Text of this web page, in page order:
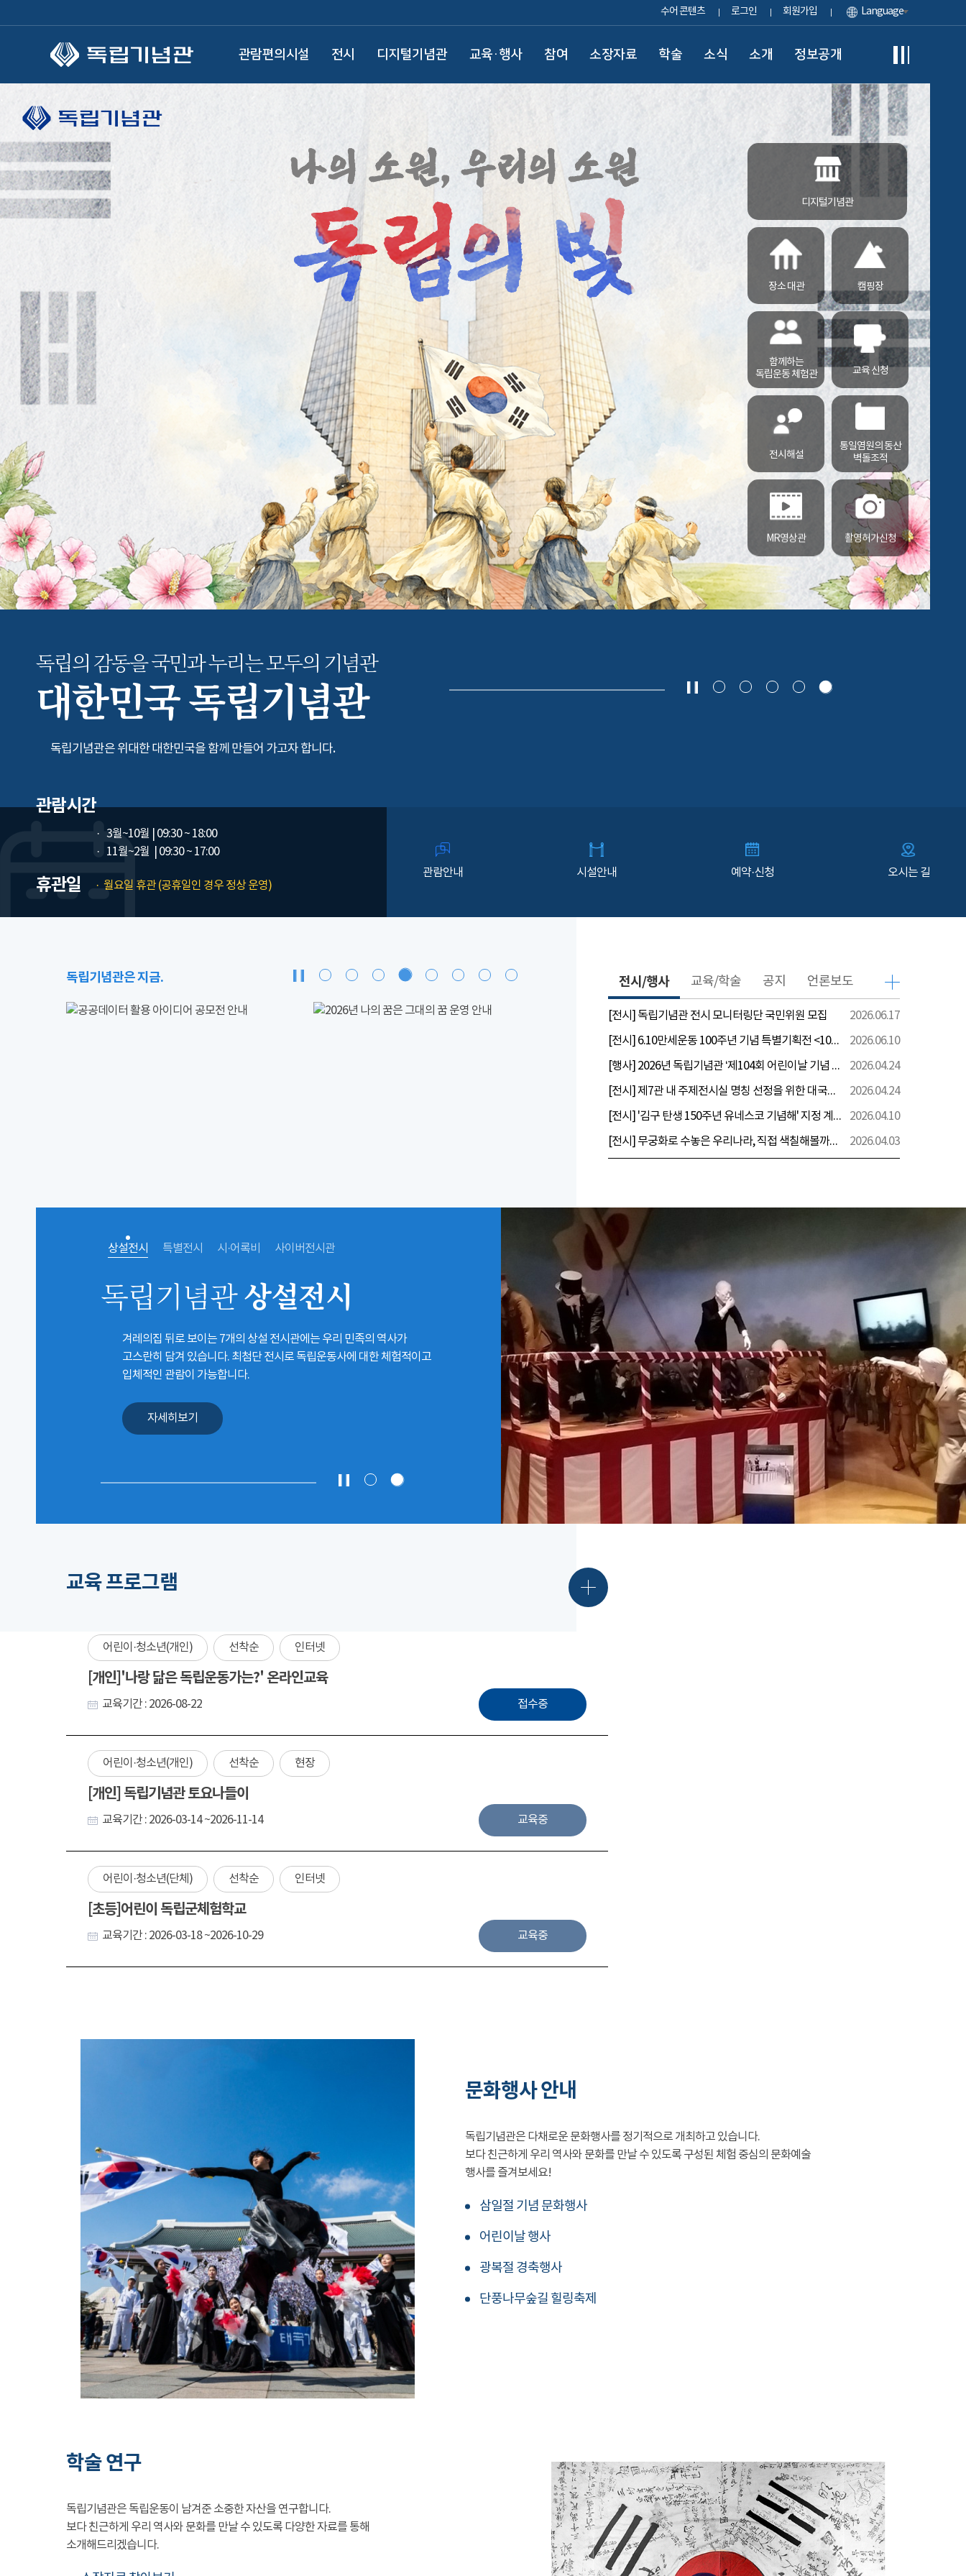
수어 콘텐츠 로그인 회원가입 Language
관람편의시설 전시 디지털기념관 교육·행사 참여 소장자료 학술 소식 소개 정보공개
디지털기념관
장소 대관 캠핑장
함께하는
독립운동 체험관
교육 신청
전시해설
통일염원의 동산
벽돌조적
MR영상관 촬영허가신청
독립의 감동을 국민과 누리는모두의 기념관
대한민국 독립기념관
독립기념관은 위대한 대한민국을 함께 만들어 가고자 합니다.
관람시간
3월~10월
| 09:30 ~ 18:00
11월~2월
| 09:30 ~ 17:00
휴관일 월요일 휴관 (공휴일인 경우 정상 운영)
관람안내 시설안내 예약·신청 오시는 길
독립기념관은 지금. 전시/행사
[전시] 독립기념관 전시 모니터링단 국민위원 모집
2026.06.17
[전시] 6.10만세운동 100주년 기념 특별기획전 <100년 전 그날을 보다: 6.10만세운동>
2026.06.10
[행사] 2026년 독립기념관 ‘제104회 어린이날 기념 행사’ 안내
2026.04.24
[전시] 제7관 내 주제전시실 명칭 선정을 위한 대국민 의견 수렴 실시
2026.04.24
[전시] '김구 탄생 150주년 유네스코 기념해' 지정 계기 AI영상 국민공모 개최 안내
2026.04.10
[전시] 무궁화로 수놓은 우리나라, 직접 색칠해볼까요?
2026.04.03
교육/학술 공지 언론보도
상설전시 특별전시 시·어록비 사이버전시관
독립기념관상설전시
겨레의집 뒤로 보이는 7개의 상설 전시관에는 우리 민족의 역사가
고스란히 담겨 있습니다. 최첨단 전시로 독립운동사에 대한 체험적이고
입체적인 관람이 가능합니다.
자세히보기
교육 프로그램
어린이·청소년(개인) 선착순 인터넷
[개인]'나랑 닮은 독립운동가는?' 온라인교육
교육기간 : 2026-08-22 접수중
어린이·청소년(개인) 선착순 현장
[개인] 독립기념관 토요나들이
교육기간 : 2026-03-14 ~2026-11-14 교육중
어린이·청소년(단체) 선착순 인터넷
[초등]어린이 독립군체험학교
교육기간 : 2026-03-18 ~2026-10-29 교육중
문화행사 안내
독립기념관은 다채로운 문화행사를 정기적으로 개최하고 있습니다.
보다 친근하게 우리 역사와 문화를 만날 수 있도록 구성된 체험 중심의 문화예술
행사를 즐겨보세요!
삼일절 기념 문화행사
어린이날 행사
광복절 경축행사
단풍나무숲길 힐링축제
학술 연구
독립기념관은 독립운동이 남겨준 소중한 자산을 연구합니다.
보다 친근하게 우리 역사와 문화를 만날 수 있도록 다양한 자료를 통해
소개해드리겠습니다.